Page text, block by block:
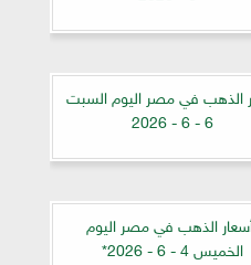
الذهب في مصر اليوم السبت
6 - 6 - 2026
الذهب في مصر اليوم
الخميس 4 - 6 - 2026*